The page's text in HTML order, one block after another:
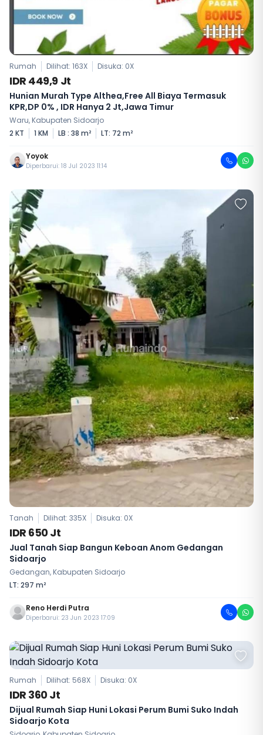
Rumah Dilihat: 163X Disuka: 0X
IDR 449,9 Jt
Hunian Murah Type Althea,Free All Biaya Termasuk
KPR,DP 0% , IDR Hanya 2 Jt,Jawa Timur
Waru, Kabupaten Sidoarjo
2 KT
1 KM LB : 38 m² LT: 72 m²
Yoyok
Diperbarui: 18 Jul 2023 11:14
Tanah Dilihat: 335X Disuka: 0X
IDR 650 Jt
Jual Tanah Siap Bangun Keboan Anom Gedangan
Sidoarjo
Gedangan, Kabupaten Sidoarjo
LT: 297 m²
Reno Herdi Putra
Diperbarui: 23 Jun 2023 17:09
Rumah Dilihat: 568X Disuka: 0X
IDR 360 Jt
Dijual Rumah Siap Huni Lokasi Perum Bumi Suko Indah
Sidoarjo Kota